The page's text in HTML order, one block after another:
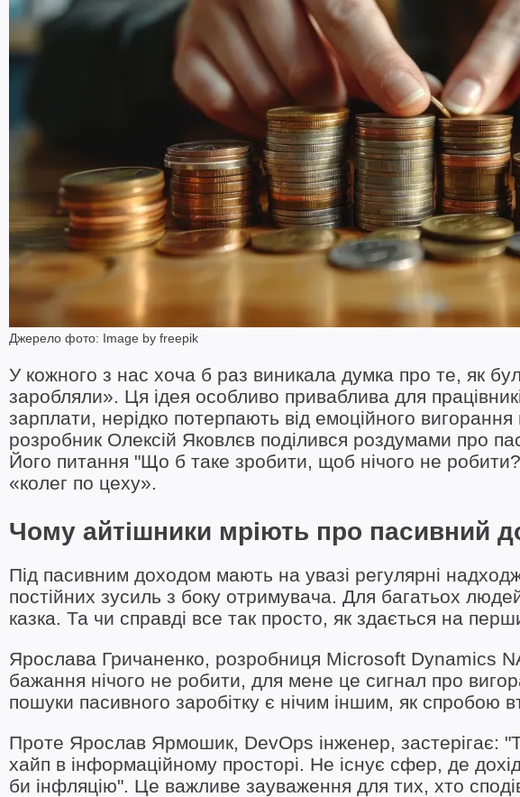
Джерело фото: Image by freepik
У кожного з нас хоча б раз виникала думка про те, як
заробляли». Ця ідея особливо приваблива для
зарплати, нерідко потерпають від емоційного
розробник Олексій Яковлєв поділився роздумами про
Його питання "Що б таке зробити, щоб нічого не
«колег по цеху».
Чому айтішники мріють про пасивний
Під пасивним доходом мають на увазі регулярні
постійних зусиль з боку отримувача. Для багатьох
казка. Та чи справді все так просто, як здається на
Ярослава Гричаненко, розробниця Microsoft Dynamics
бажання нічого не робити, для мене це сигнал про
пошуки пасивного заробітку є нічим іншим, як спробою
Проте Ярослав Ярмошик, DevOps інженер, застерігає:
хайп в інформаційному просторі. Не існує сфер, де
би інфляцію". Це важливе зауваження для тих, хто